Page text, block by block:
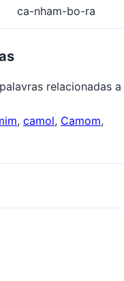
ca-nham-bo-ra
relacionadas a
, camol, Camom,